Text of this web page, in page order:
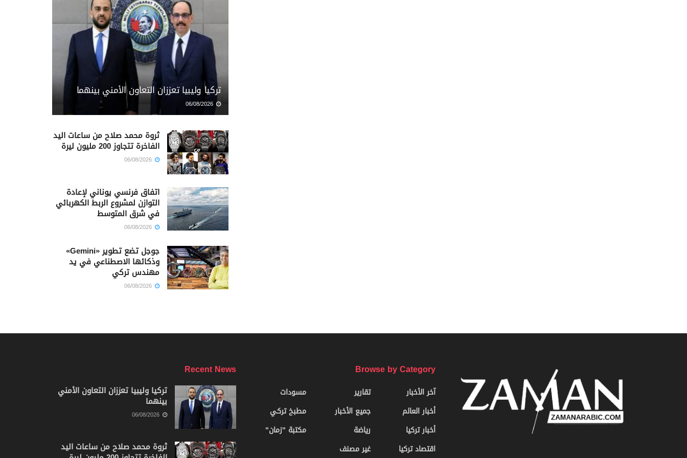
تركيا وليبيا تعززان التعاون الأمني بينهما
ثروة محمد صلاح من ساعات اليد
الفاخرة تتجاوز 200 مليون ليرة
اتفاق فرنسي يوناني لإعادة
التوازن لمشروع الربط الكهربائي
في شرق المتوسط
جوجل تضع تطوير «Gemini»
وذكائها الاصطناعي في يد
مهندس تركي
Browse by Category
آخر الأخبار
أخبار العالم
أخبار تركيا
اقتصاد تركيا
تقارير
جميع الأخبار
رياضة
غير مصنف
مسودات
مطبخ تركي
مكتبة "زمان"
Recent News
تركيا وليبيا تعززان التعاون الأمني
بينهما
ثروة محمد صلاح من ساعات اليد